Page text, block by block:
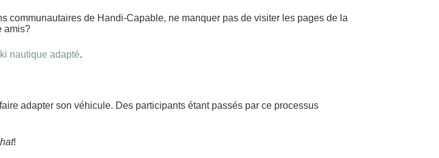
communautaires de Handi-Capable, ne manquer pas de visiter les pages de la
amis?
nautique adapté.
adapter son véhicule. Des participants étant passés par ce processus
!